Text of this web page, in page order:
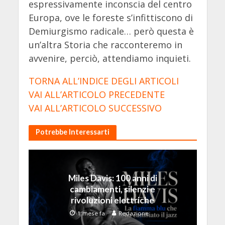
espressivamente inconscia del centro
Europa, ove le foreste s’infittiscono di
Demiurgismo radicale… però questa è
un’altra Storia che racconteremo in
avvenire, perciò, attendiamo inquieti.
TORNA ALL’INDICE DEGLI ARTICOLI
VAI ALL’ARTICOLO PRECEDENTE
VAI ALL’ARTICOLO SUCCESSIVO
Potrebbe Interessarti
Miles Davis: 100 anni di
cambiamenti, silenzi e
rivoluzioni elettriche
1 mese fa Redazione